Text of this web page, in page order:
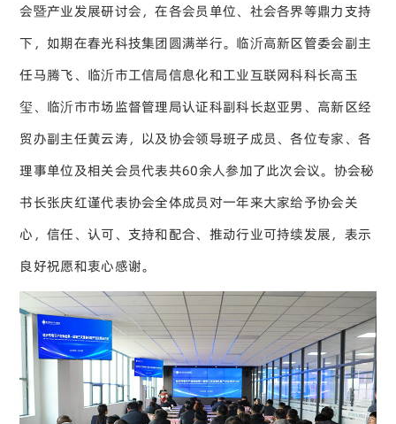
会暨产业发展研讨会，在各会员单位、社会各界等鼎力支持
下，如期在春光科技集团圆满举行。临沂高新区管委会副主
任马腾飞、临沂市工信局信息化和工业互联网科科长高玉
玺、临沂市市场监督管理局认证科副科长赵亚男、高新区经
贸办副主任黄云涛，以及协会领导班子成员、各位专家、各
理事单位及相关会员代表共60余人参加了此次会议。协会秘
书长张庆红谨代表协会全体成员对一年来大家给予协会关
心，信任、认可、支持和配合、推动行业可持续发展，表示
良好祝愿和衷心感谢。